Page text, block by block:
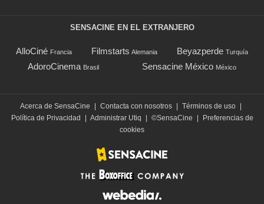
SENSACINE EN EL EXTRANJERO
AlloCiné Francia Filmstarts Alemania Beyazperde Turquía
AdoroCinema Brasil Sensacine México México
Acerca de SensaCine | Contacta con nosotros | Términos de uso |
Política de Privacidad
| Administrar Utiq | ©SensaCine |
Preferencias de
cookies